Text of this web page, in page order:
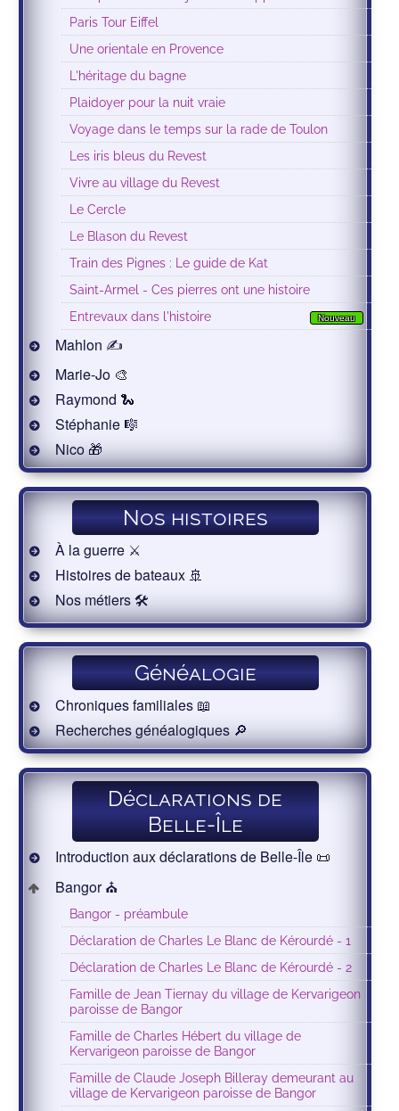
Paris Tour Eiffel
Une orientale en Provence
L'héritage du bagne
Plaidoyer pour la nuit vraie
Voyage dans le temps sur la rade de Toulon
Les iris bleus du Revest
Vivre au village du Revest
Le Cercle
Le Blason du Revest
Train des Pignes : Le guide de Kat
Saint-Armel - Ces pierres ont une histoire
Nouveau
Entrevaux dans l'histoire
Mahlon ✍
Marie-Jo 🎨
Raymond 🐍
Stéphanie 🎼
Nico 🎁
Nos histoires
À la guerre ⚔️
Histoires de bateaux 🚢
Nos métiers 🛠
Généalogie
Chroniques familiales 📖
Recherches généalogiques 🔎
Déclarations de
Belle-Île
Introduction aux déclarations de Belle-Île 📜
Bangor ⛪️
Bangor - préambule
Déclaration de Charles Le Blanc de Kérourdé - 1
Déclaration de Charles Le Blanc de Kérourdé - 2
Famille de Jean Tiernay du village de Kervarigeon
paroisse de Bangor
Famille de Charles Hébert du village de
Kervarigeon paroisse de Bangor
Famille de Claude Joseph Billeray demeurant au
village de Kervarigeon paroisse de Bangor